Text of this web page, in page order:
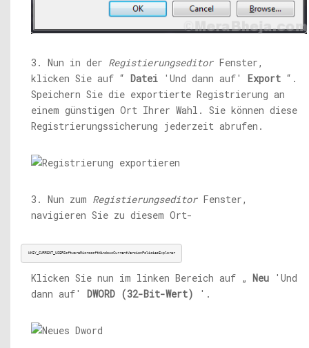
3. Nun in der RegistierungseditorFenster,
klicken Sie auf “ Datei 'Und dann auf' Export “.
Speichern Sie die exportierte Registrierung an
einem günstigen Ort Ihrer Wahl. Sie können diese
Registrierungssicherung jederzeit abrufen.
3. Nun zum RegistierungseditorFenster,
navigieren Sie zu diesem Ort-
HKEY_CURRENT_USERSoftwareMicrosoftWindowsCurrentVersionPoliciesExplorer
Klicken Sie nun im linken Bereich auf „ Neu 'Und
dann auf' DWORD (32-Bit-Wert) '.